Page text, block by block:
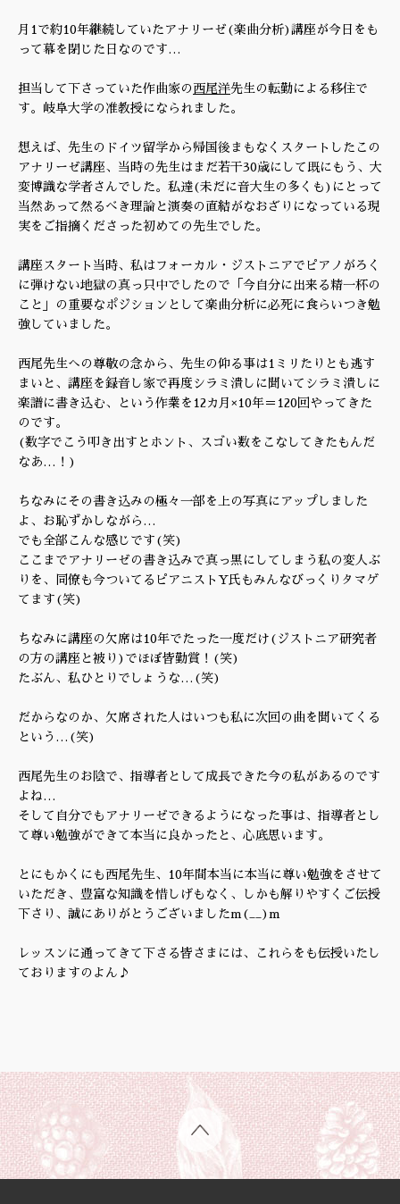
月1で約10年継続していたアナリーゼ(楽曲分析)講座が今日をも
って幕を閉じた日なのです…
担当して下さっていた作曲家の 西尾洋先生の転勤による移住で
す。岐阜大学の准教授になられました。
想えば、先生のドイツ留学から帰国後まもなくスタートしたこの
アナリーゼ講座、当時の先生はまだ若干30歳にして既にもう、大
変博識な学者さんでした。私達(未だに音大生の多くも)にとって
当然あって然るべき理論と演奏の直結がなおざりになっている現
実をご指摘くださった初めての先生でした。
講座スタート当時、私はフォーカル・ジストニアでピアノがろく
に弾けない地獄の真っ只中でしたので「今自分に出来る精一杯の
こと」の重要なポジションとして楽曲分析に必死に食らいつき勉
強していました。
西尾先生への尊敬の念から、先生の仰る事は1ミリたりとも逃す
まいと、講座を録音し家で再度シラミ潰しに聞いてシラミ潰しに
楽譜に書き込む、という作業を12カ月×10年＝120回やってきた
のです。
(数字でこう叩き出すとホント、スゴい数をこなしてきたもんだ
なあ…！)
ちなみにその書き込みの極々一部を上の写真にアップしました
よ、お恥ずかしながら…
でも全部こんな感じです(笑)
ここまでアナリーゼの書き込みで真っ黒にしてしまう私の変人ぶ
りを、同僚も今ついてるピアニストY氏もみんなびっくりタマゲ
てます(笑)
ちなみに講座の欠席は10年でたった一度だけ(ジストニア研究者
の方の講座と被り)でほぼ皆勤賞！(笑)
たぶん、私ひとりでしょうな…(笑)
だからなのか、欠席された人はいつも私に次回の曲を聞いてくる
という…(笑)
西尾先生のお陰で、指導者として成長できた今の私があるのです
よね…
そして自分でもアナリーゼできるようになった事は、指導者とし
て尊い勉強ができて本当に良かったと、心底思います。
とにもかくにも西尾先生、10年間本当に本当に尊い勉強をさせて
いただき、豊富な知識を惜しげもなく、しかも解りやすくご伝授
下さり、誠にありがとうございましたm(__)m
レッスンに通ってきて下さる皆さまには、これらをも伝授いたし
ておりますのよん♪